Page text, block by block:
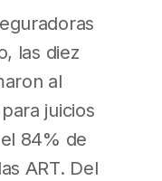
las diez
al
juicios
84% de
ART. Del